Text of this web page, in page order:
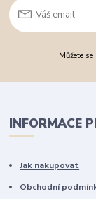
Můžete
INFORMACE
Jak nakupovat
Obchodní